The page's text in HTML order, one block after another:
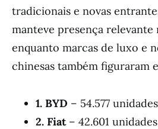
tradicionais e novas
manteve presença relevante
enquanto marcas de luxo e
chinesas também figuraram
1. BYD – 54.577 unidades
2. Fiat– 42.601 unidades